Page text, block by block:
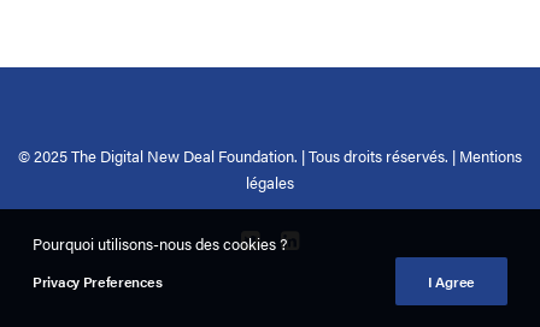
© 2025 The Digital New Deal Foundation. | Tous droits réservés. | Mentions
légales
Pourquoi utilisons-nous des cookies ?
Privacy Preferences I Agree